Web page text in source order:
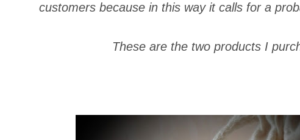
customers because in this way it calls for a
These are the two products I